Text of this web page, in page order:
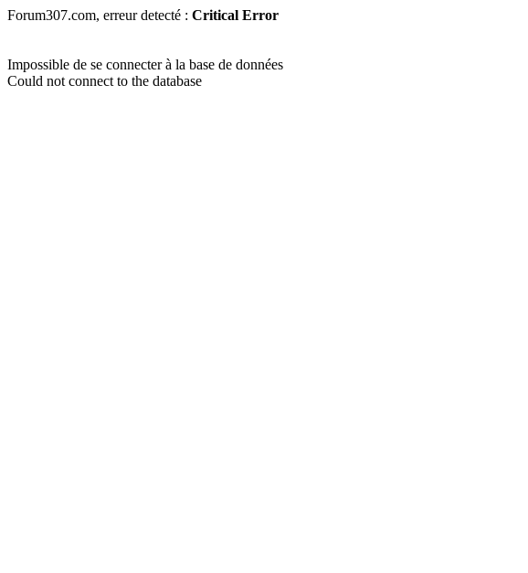
Forum307.com, erreur detecté : Critical Error
Impossible de se connecter à la base de données
Could not connect to the database